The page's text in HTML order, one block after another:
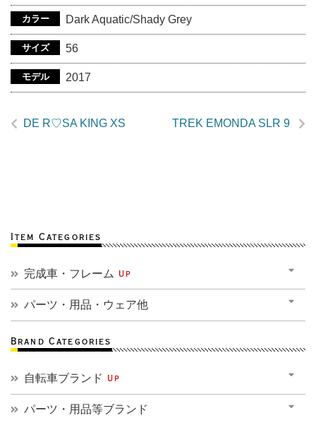
カラー Dark Aquatic/Shady Grey
サイズ 56
モデル 2017
DE R♡SA KING XS TREK EMONDA SLR 9
Item Categories
完成車・フレーム Up
パーツ・用品・ウェア他
Brand Categories
自転車ブランド Up
パーツ・用品等ブランド